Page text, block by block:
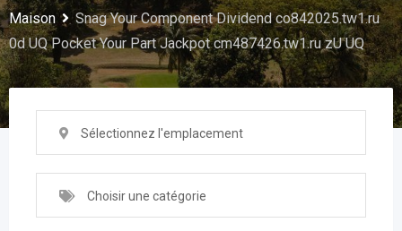
Maison
Snag Your Component Dividend co842025.tw1.ru
0d UQ Pocket Your Part Jackpot cm487426.tw1.ru zU UQ
Sélectionnez l'emplacement
Choisir une catégorie